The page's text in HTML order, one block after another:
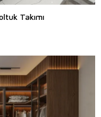
Takımı